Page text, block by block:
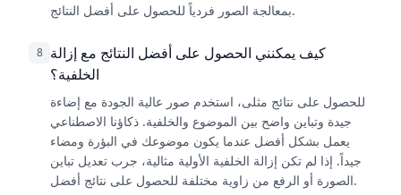
بمعالجة الصور فردياً للحصول على أفضل النتائج.
8 كيف يمكنني الحصول على أفضل النتائج مع إزالة
الخلفية؟
للحصول على نتائج مثلى، استخدم صور عالية الجودة مع إضاءة
جيدة وتباين واضح بين الموضوع والخلفية. ذكاؤنا الاصطناعي
يعمل بشكل أفضل عندما يكون موضوعك في البؤرة ومضاء
جيداً. إذا لم تكن إزالة الخلفية الأولية مثالية، جرب تعديل تباين
الصورة أو الرفع من زاوية مختلفة للحصول على نتائج أفضل.